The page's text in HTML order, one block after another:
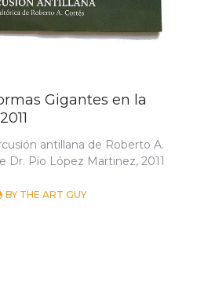
Gigantes en la
antillana de Roberto A.
Dr. Pío López Martinez, 2011
BY THE ART GUY